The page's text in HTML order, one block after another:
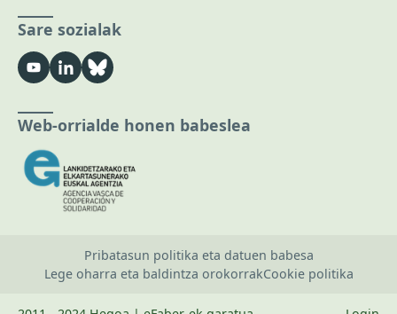
Sare sozialak
Web-orrialde honen babeslea
Pribatasun politika eta datuen babesa
Lege oharra eta baldintza orokorrakCookie politika